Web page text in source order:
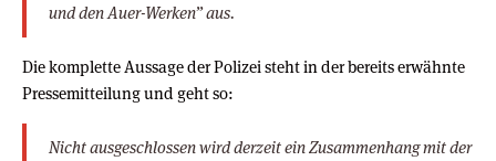
und den Auer-Werken” aus.
Die komplette Aussage der Polizei steht in der bereits erwähnte
Pressemitteilung und geht so:
Nicht ausgeschlossen wird derzeit ein Zusammenhang mit der